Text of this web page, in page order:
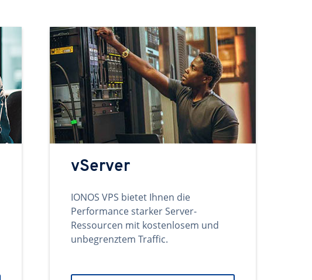
vServer
IONOS VPS bietet Ihnen die
Performance starker Server-
Ressourcen mit kostenlosem und
unbegrenztem Traffic.